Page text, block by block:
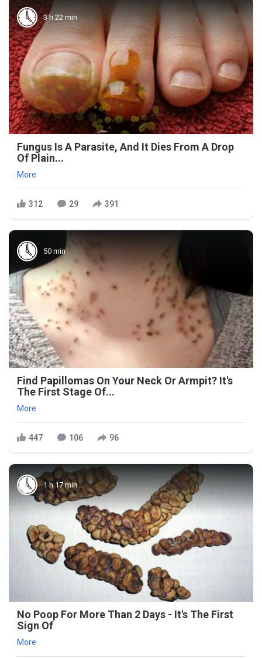
3 h 22 min
Fungus Is A Parasite, And It Dies From A Drop
Of Plain...
More
312 29 391
50 min
Find Papillomas On Your Neck Or Armpit? It's
The First Stage Of...
More
447 106 96
1 h 17 min
No Poop For More Than 2 Days - It's The First
Sign Of
More